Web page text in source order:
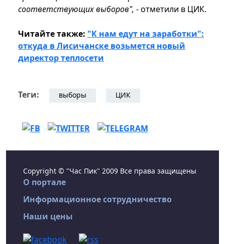
соответствующих выборов", - отметили в ЦИК.
Читайте также: "К нам едут на заработки":
откуда в Лисичанске возьмется новый
директор теплосети
Теги: выборы ЦИК
Copyright © "Час Пик" 2009 Все права защищены
О портале
Информационное сотрудничество
Наши цены